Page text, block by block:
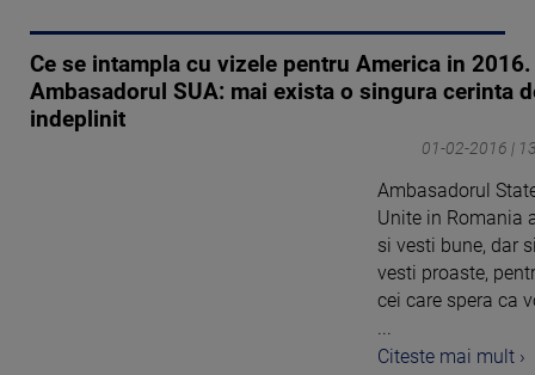
Ce se intampla cu vizele pentru America in 2016.
Ambasadorul SUA: mai exista o singura cerinta
indeplinit
01-02-2016 |
Ambasadorul
Unite in Romania
si vesti bune, dar
vesti proaste,
cei care spera ca
Citeste mai mult ›